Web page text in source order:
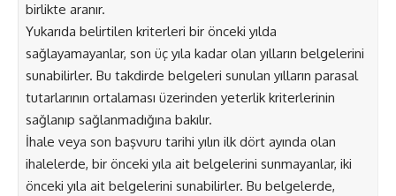
birlikte aranır.
Yukarıda belirtilen kriterleri bir önceki yılda
sağlayamayanlar, son üç yıla kadar olan yılların belgelerini
sunabilirler. Bu takdirde belgeleri sunulan yılların parasal
tutarlarının ortalaması üzerinden yeterlik kriterlerinin
sağlanıp sağlanmadığına bakılır.
İhale veya son başvuru tarihi yılın ilk dört ayında olan
ihalelerde, bir önceki yıla ait belgelerini sunmayanlar, iki
önceki yıla ait belgelerini sunabilirler. Bu belgelerde,